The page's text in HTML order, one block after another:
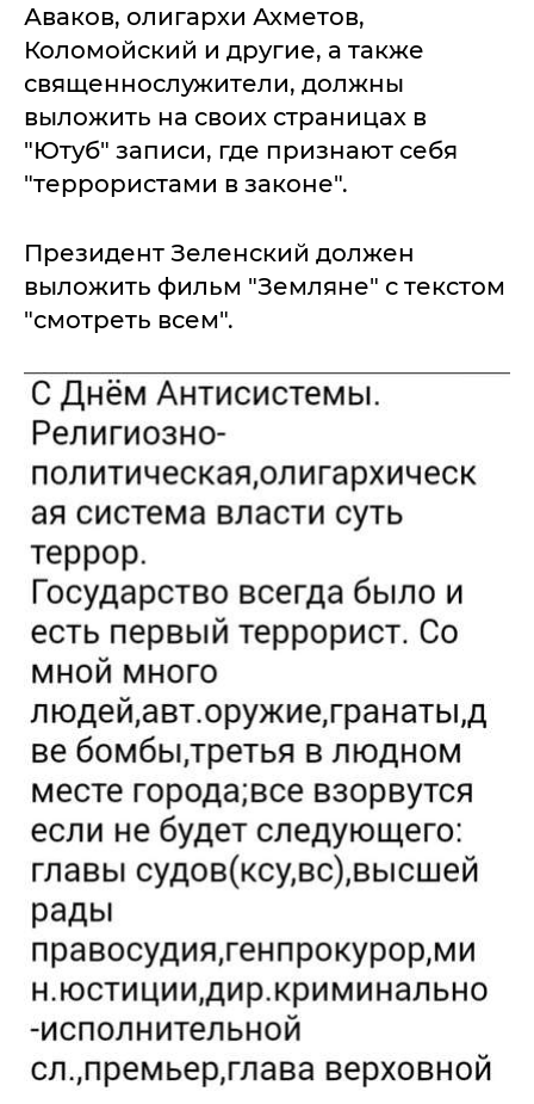
Аваков, олигархи Ахметов,
Коломойский и другие, а также
священнослужители, должны
выложить на своих страницах в
"Ютуб" записи, где признают себя
"террористами в законе".
Президент Зеленский должен
выложить фильм "Земляне" с текстом
"смотреть всем".